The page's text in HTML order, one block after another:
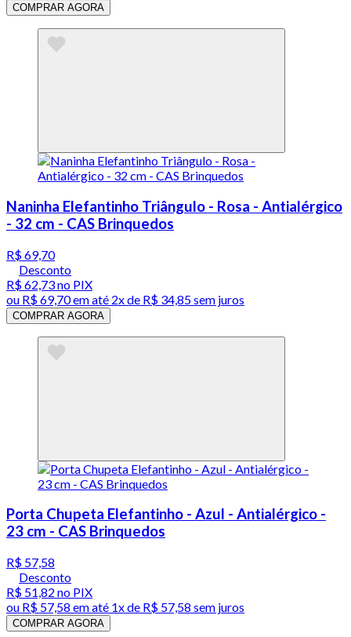
COMPRAR AGORA
Naninha Elefantinho Triângulo - Rosa - Antialérgico
- 32 cm - CAS Brinquedos
R$ 69,70
Desconto
R$ 62,73no PIX
ou R$ 69,70em até 2x de R$ 34,85 sem juros
COMPRAR AGORA
Porta Chupeta Elefantinho - Azul - Antialérgico -
23 cm - CAS Brinquedos
R$ 57,58
Desconto
R$ 51,82 no PIX
ou R$ 57,58 em até 1x de R$ 57,58 sem juros
COMPRAR AGORA